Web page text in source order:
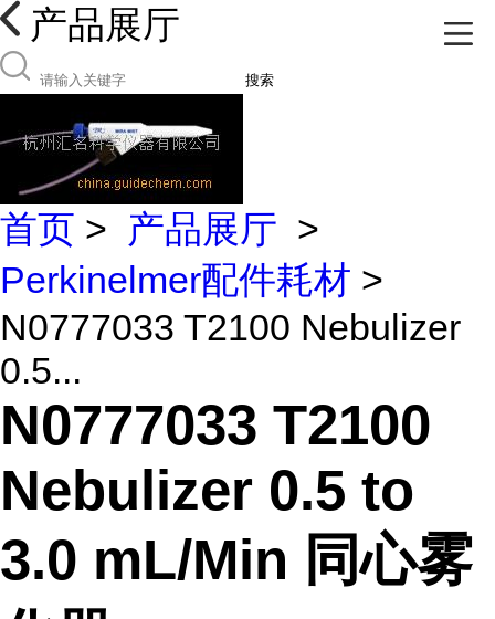
产品展厅
搜索
首页 > 产品展厅 >
Perkinelmer配件耗材 >
N0777033 T2100 Nebulizer
0.5...
N0777033 T2100
Nebulizer 0.5 to
3.0 mL/Min 同心雾